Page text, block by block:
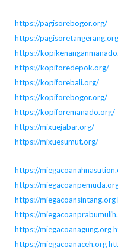
https://pagisorebogor.org/
https://
https://
https://kopiforedepok.org/
https://kopiforebali.org/
https://kopiforebogor.org/
https://kopiforemanado.org/
https://mixuejabar.org/
https://mixuesumut.org/
https://
https://
https://miegacoansintang.org
https://
https://miegacoanagung.org
https://miegacoanaceh.org